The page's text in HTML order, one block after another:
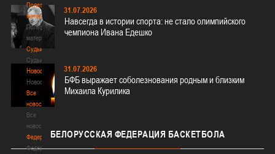
Полезные
материалы
Полезные
материалы
Судьи
Судьи
Новости
Новости
Все
новости
Все
новости
Федерация
Федерация
31.07.2026
Навсегда в истории спорта: не стало олимпийского
чемпиона Ивана Едешко
31.07.2026
БФБ выражает соболезнования родным и близким
Михаила Курилика
БЕЛОРУССКАЯ ФЕДЕРАЦИЯ БАСКЕТБОЛА